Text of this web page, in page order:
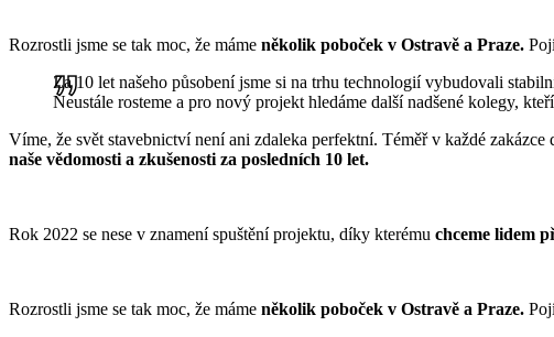
Rozrostli jsme se tak moc, že máme několik poboček v Ostravě a Praze.
Za 10 let našeho působení jsme si na trhu technologií vybudovali
Neustále rosteme a pro nový projekt hledáme další nadšené kolegy,
Víme, že svět stavebnictví není ani zdaleka perfektní. Téměř v každé
naše vědomosti a zkušenosti za posledních 10 let.
Rok 2022 se nese v znamení spuštění projektu, díky kterému chceme lidem
Rozrostli jsme se tak moc, že máme několik poboček v Ostravě a Praze.